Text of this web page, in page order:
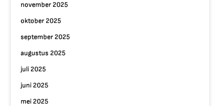
november 2025
oktober 2025
september 2025
augustus 2025
juli 2025
juni 2025
mei 2025